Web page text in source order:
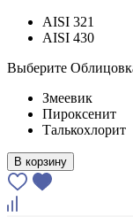
AISI 321
AISI 430
Выберите
Змеевик
Пироксенит
Талькохлорит
В корзину